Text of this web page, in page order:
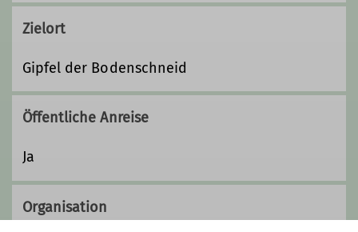
Zielort
Gipfel der Bodenschneid
Öffentliche Anreise
Ja
Organisation